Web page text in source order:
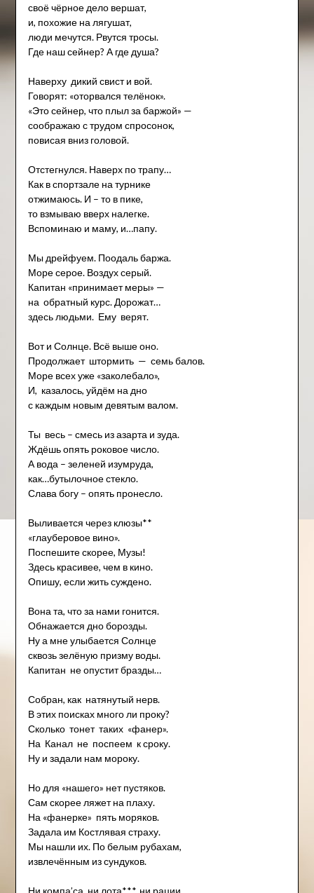
своё чёрное дело вершат,
и, похожие на лягушат,
люди мечутся. Рвутся тросы.
Где наш сейнер? А где душа?
Наверху дикий свист и вой.
Говорят: «оторвался телёнок».
«Это сейнер, что плыл за баржой» —
соображаю с трудом спросонок,
повисая вниз головой.
Отстегнулся. Наверх по трапу…
Как в спортзале на турнике
отжимаюсь. И – то в пике,
то взмываю вверх налегке.
Вспоминаю и маму, и…папу.
Мы дрейфуем. Поодаль баржа.
Море серое. Воздух серый.
Капитан «принимает меры» —
на обратный курс. Дорожат…
здесь людьми. Ему верят.
Вот и Солнце. Всё выше оно.
Продолжает штормить — семь балов.
Море всех уже «заколебало»,
И, казалось, уйдём на дно
с каждым новым девятым валом.
Ты весь – смесь из азарта и зуда.
Ждёшь опять роковое число.
А вода – зеленей изумруда,
как…бутылочное стекло.
Слава богу – опять пронесло.
Выливается через клюзы**
«глауберовое вино».
Поспешите скорее, Музы!
Здесь красивее, чем в кино.
Опишу, если жить суждено.
Вона та, что за нами гонится.
Обнажается дно борозды.
Ну а мне улыбается Солнце
сквозь зелёную призму воды.
Капитан не опустит бразды…
Собран, как натянутый нерв.
В этих поисках много ли проку?
Сколько тонет таких «фанер».
На Канал не поспеем к сроку.
Ну и задали нам мороку.
Но для «нашего» нет пустяков.
Сам скорее ляжет на плаху.
На «фанерке» пять моряков.
Задала им Костлявая страху.
Мы нашли их. По белым рубахам,
извлечённым из сундуков.